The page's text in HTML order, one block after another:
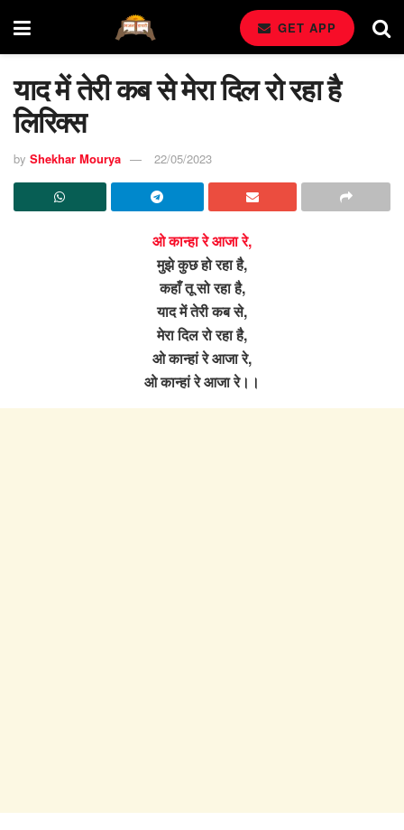
GET APP
याद में तेरी कब से मेरा दिल रो रहा है
लिरिक्स
by Shekhar Mourya 22/05/2023
ओ कान्हा रे आजा रे,
मुझे कुछ हो रहा है,
कहाँ तू सो रहा है,
याद में तेरी कब से,
मेरा दिल रो रहा है,
ओ कान्हां रे आजा रे,
ओ कान्हां रे आजा रे।।